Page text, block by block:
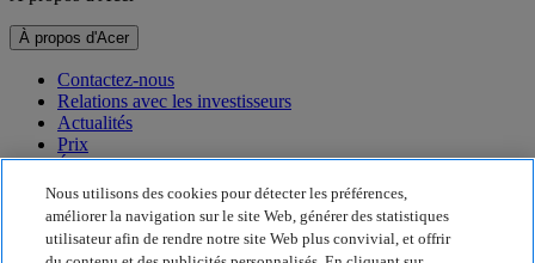
À propos d'Acer
Contactez-nous
Relations avec les investisseurs
Actualités
Prix
Événements
Développement durable
Développement durable
Nous utilisons des cookies pour détecter les préférences,
améliorer la navigation sur le site Web, générer des statistiques
utilisateur afin de rendre notre site Web plus convivial, et offrir